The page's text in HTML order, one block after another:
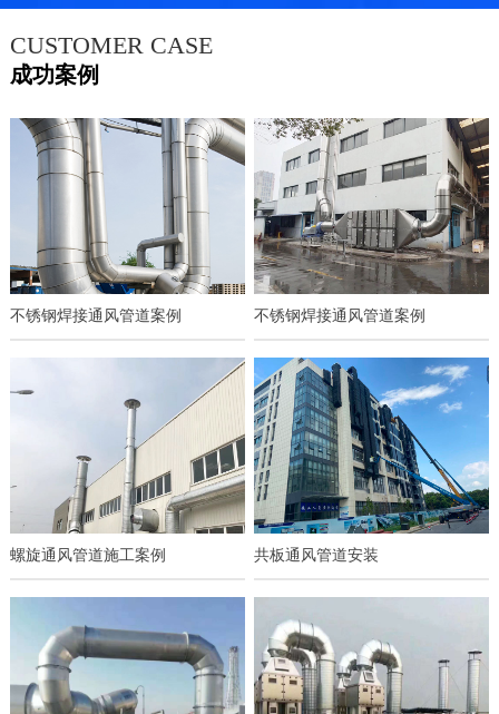
CUSTOMER CASE
成功案例
不锈钢焊接通风管道案例 不锈钢焊接通风管道案例
螺旋通风管道施工案例 共板通风管道安装